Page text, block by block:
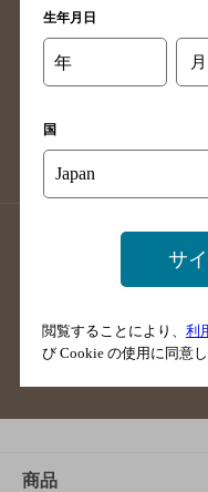
高知県のバー
長崎県のバー
大分県のバー
商品
生年月日
年 月
国
サ
閲覧することにより、 利
び Cookie の使用に同意